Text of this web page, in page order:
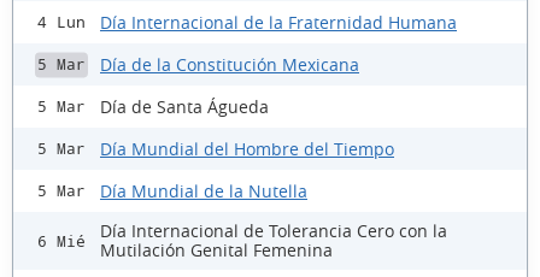
4 Lun Día Internacional de la Fraternidad Humana
5 Mar Día de la Constitución Mexicana
5 Mar Día de Santa Águeda
5 Mar Día Mundial del Hombre del Tiempo
5 Mar Día Mundial de la Nutella
6 Mié
Día Internacional de Tolerancia Cero con la
Mutilación Genital Femenina